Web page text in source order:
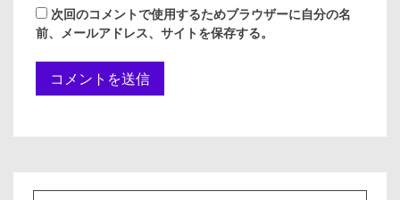
次回のコメントで使用するためブラウザーに自分の名
前、メールアドレス、サイトを保存する。